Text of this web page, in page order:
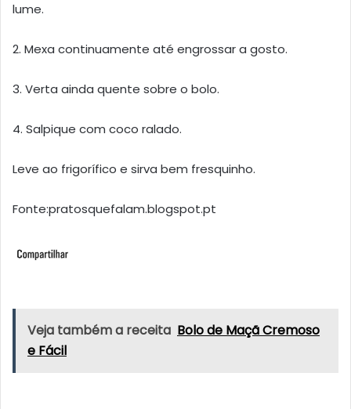
lume.
2. Mexa continuamente até engrossar a gosto.
3. Verta ainda quente sobre o bolo.
4. Salpique com coco ralado.
Leve ao frigorífico e sirva bem fresquinho.
Fonte:pratosquefalam.blogspot.pt
Veja também a receita Bolo de Maçã Cremoso
e Fácil